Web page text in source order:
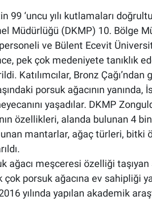
99 ‘uncu yılı kutlamaları
Müdürlüğü (DKMP) 10. Bölge
ve Bülent Ecevit
pek çok medeniyete tanıklık
Katılımcılar, Bronz Çağı’ndan
porsuk ağacının yanında,
yaşadılar. DKMP
özellikleri, alanda bulunan 4
mantarlar, ağaç türleri, bitki
ağacı meşceresi özelliği
çok porsuk ağacına ev sahipliği
yılında yapılan akademik